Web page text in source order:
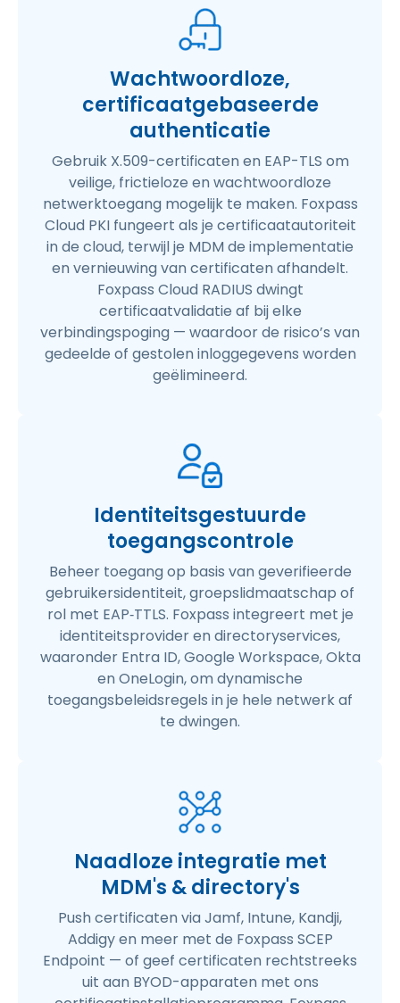
Wachtwoordloze,
certificaatgebaseerde
authenticatie
Gebruik X.509-certificaten en EAP-TLS om
veilige, frictieloze en wachtwoordloze
netwerktoegang mogelijk te maken. Foxpass
Cloud PKI fungeert als je certificaatautoriteit
in de cloud, terwijl je MDM de implementatie
en vernieuwing van certificaten afhandelt.
Foxpass Cloud RADIUS dwingt
certificaatvalidatie af bij elke
verbindingspoging — waardoor de risico’s van
gedeelde of gestolen inloggegevens worden
geëlimineerd.
Identiteitsgestuurde
toegangscontrole
Beheer toegang op basis van geverifieerde
gebruikersidentiteit, groepslidmaatschap of
rol met EAP‑TTLS. Foxpass integreert met je
identiteitsprovider en directoryservices,
waaronder Entra ID, Google Workspace, Okta
en OneLogin, om dynamische
toegangsbeleidsregels in je hele netwerk af
te dwingen.
Naadloze integratie met
MDM's & directory's
Push certificaten via Jamf, Intune, Kandji,
Addigy en meer met de Foxpass SCEP
Endpoint — of geef certificaten rechtstreeks
uit aan BYOD-apparaten met ons